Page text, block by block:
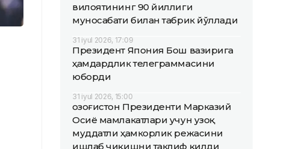
вилоятининг 90 йиллиги
муносабати билан табрик йўллади
31 iyul 2026, 17:09
Президент Япония Бош вазирига
ҳамдардлик телеграммасини
юборди
31 iyul 2026, 15:00
Қозоғистон Президенти Марказий
Осиё мамлакатлари учун узоқ
муддатли ҳамкорлик режасини
ишлаб чиқишни таклиф қилди